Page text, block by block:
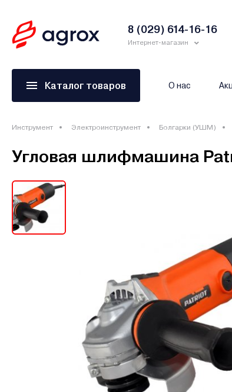
8 (029) 614-16-16
Интернет-магазин
Каталог товаров О нас
Инструмент Электроинструмент Болгарки (УШМ)
Угловая шлифмашина